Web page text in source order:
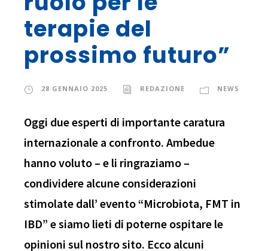
terapie del
prossimo futuro”
28 GENNAIO 2025 REDAZIONE NEWS
Oggi due esperti di importante caratura
internazionale a confronto. Ambedue
hanno voluto – e li ringraziamo –
condividere alcune considerazioni
stimolate dall’ evento “Microbiota, FMT in
IBD” e siamo lieti di poterne ospitare le
opinioni sul nostro sito. Ecco alcuni